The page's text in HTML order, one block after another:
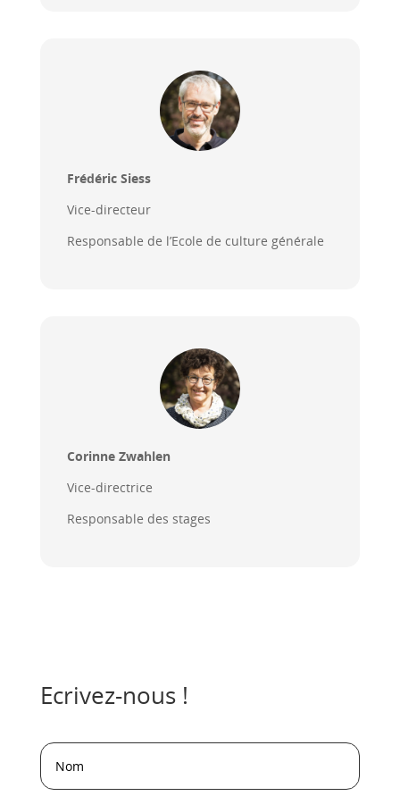
Frédéric Siess
Vice-directeur
Responsable de l’Ecole de culture générale
Corinne Zwahlen
Vice-directrice
Responsable des stages
Ecrivez-nous !